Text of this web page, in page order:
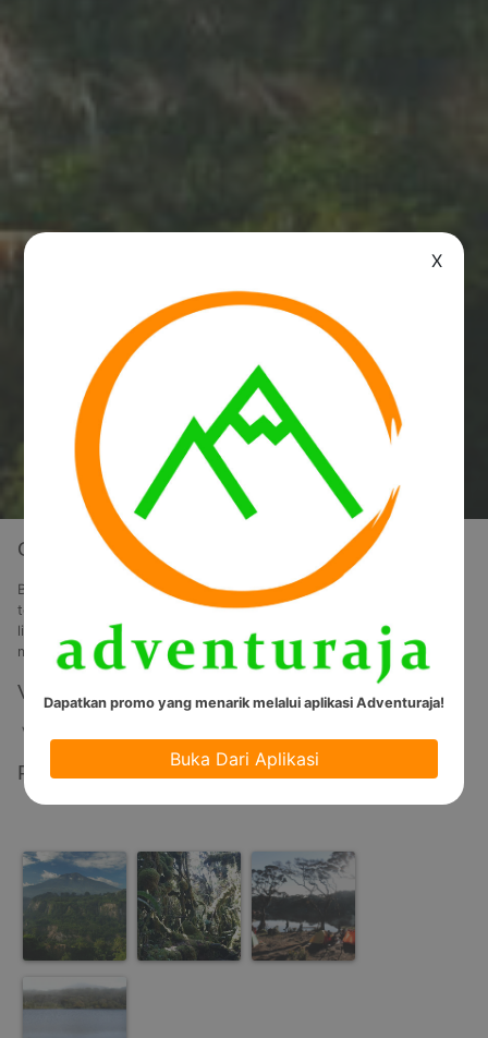
Overview
Buat kamu yang suka hiking, mendaki menuju puncak-puncak
tertinggi di Sumatera Barat bisa menjadi alternatif untuk mengisi
liburan. Apalagi, kawasan ini menyimpan sejumlah gunung yang
menawarkan pemandangan eksotis.
Video
Video Tidak Tersedia
Photos
X
Dapatkan promo yang menarik melalui aplikasi Adventuraja!
Buka Dari Aplikasi